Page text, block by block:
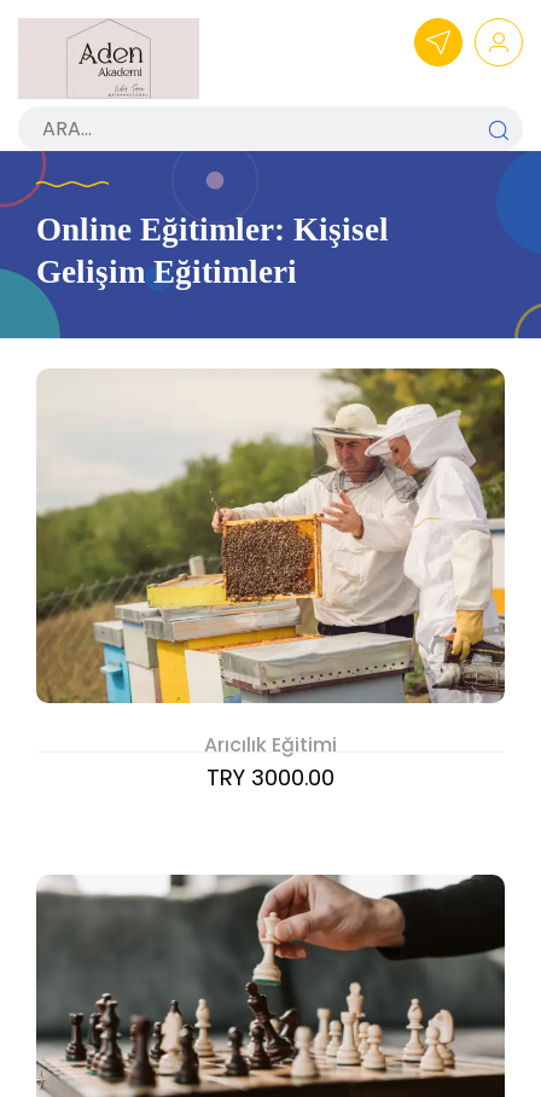
Online Eğitimler: Kişisel
Gelişim Eğitimleri
Arıcılık Eğitimi
TRY 3000.00